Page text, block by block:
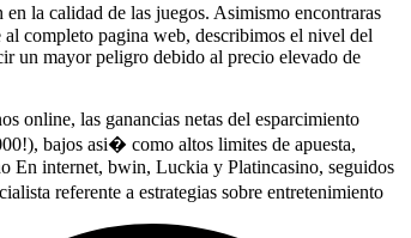
la calidad de las juegos. Asimismo encontraras
al completo pagina web, describimos el nivel del
un mayor peligro debido al precio elevado de
online, las ganancias netas del esparcimiento
bajos asi� como altos limites de apuesta,
En internet, bwin, Luckia y Platincasino, seguidos
referente a estrategias sobre entretenimiento